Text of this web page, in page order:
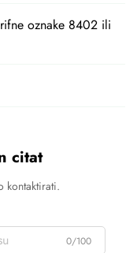
oznake 8402 ili
citat
kontaktirati.
0/100